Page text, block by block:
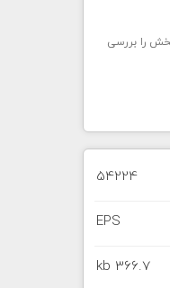
را بررسی
54224
EPS
366.7 kb